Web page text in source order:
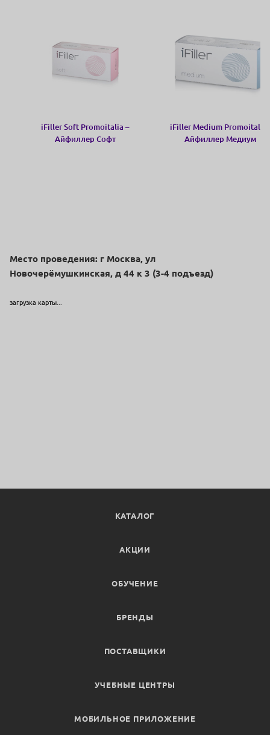
iFiller Soft Promoitalia –
Айфиллер Софт
iFiller Medium Promoitalia
Айфиллер Медиум
Место проведения: г Москва, ул
Новочерёмушкинская, д 44 к 3 (3-4 подъезд)
загрузка карты...
КАТАЛОГ
АКЦИИ
ОБУЧЕНИЕ
БРЕНДЫ
ПОСТАВЩИКИ
УЧЕБНЫЕ ЦЕНТРЫ
МОБИЛЬНОЕ ПРИЛОЖЕНИЕ